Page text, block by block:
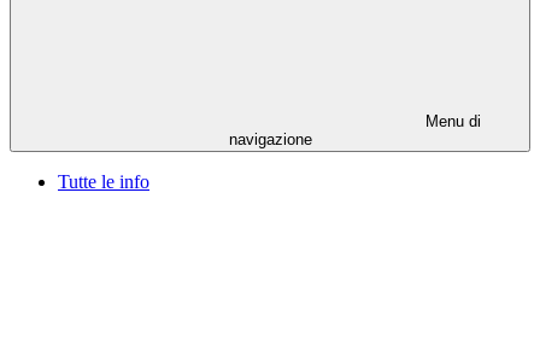
Menu di
navigazione
Tutte le info